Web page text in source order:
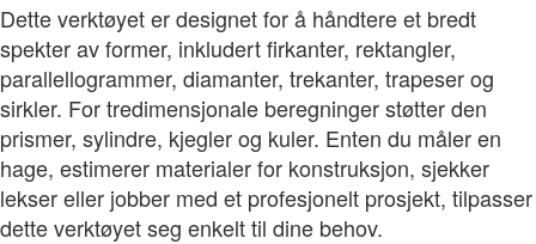
Dette verktøyet er designet for å håndtere et bredt
spekter av former, inkludert firkanter, rektangler,
parallellogrammer, diamanter, trekanter, trapeser og
sirkler. For tredimensjonale beregninger støtter den
prismer, sylindre, kjegler og kuler. Enten du måler en
hage, estimerer materialer for konstruksjon, sjekker
lekser eller jobber med et profesjonelt prosjekt, tilpasser
dette verktøyet seg enkelt til dine behov.